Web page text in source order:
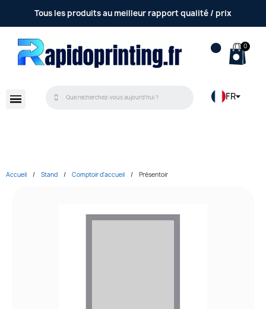
Tous les produits au meilleur rapport qualité / prix
Accompagnement et conseil réalisé par une équipe
humaine
FR
Accueil Stand Comptoir d'accueil Présentoir